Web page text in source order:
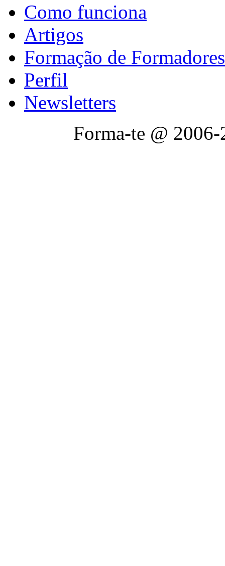
Como funciona
Artigos
Formação de Formadores
Perfil
Newsletters
Forma-te @